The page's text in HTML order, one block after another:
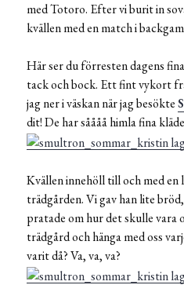
med Totoro. Efter vi burit in
kvällen med en match i
Här ser du förresten dagens
tack och bock. Ett fint vykort
jag ner i väskan när jag besökte
dit! De har såååå himla fina
Kvällen innehöll till och med en
trädgården. Vi gav han lite
pratade om hur det skulle vara
trädgård och hänga med oss
varit då? Va, va, va?